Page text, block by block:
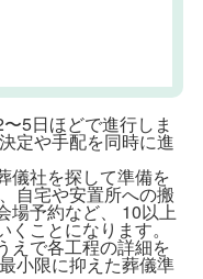
5日ほどで進行しま
定や手配を同時に進
儀社を探して準備を
自宅や安置所への搬
場予約など、 10以上
くことになります。
えで各工程の詳細を
小限に抑えた葬儀準